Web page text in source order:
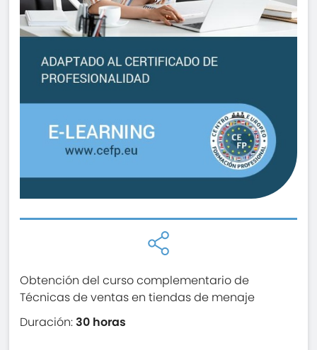
Obtención del curso complementario de
Técnicas de ventas en tiendas de menaje
Duración:30 horas